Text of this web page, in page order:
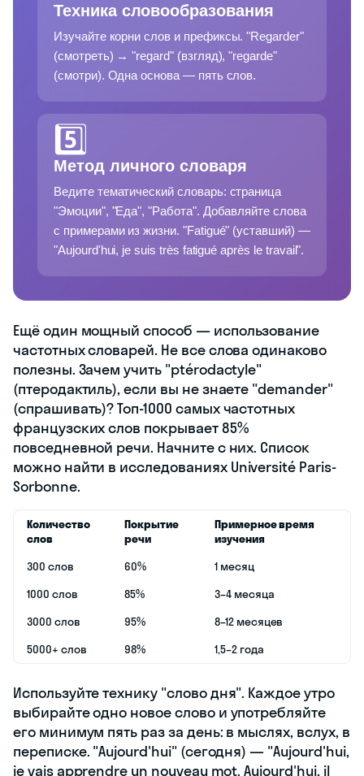
Техника словообразования
Изучайте корни слов и префиксы. "Regarder"
(смотреть) → "regard" (взгляд), "regarde"
(смотри). Одна основа — пять слов.
5️⃣
Метод личного словаря
Ведите тематический словарь: страница
"Эмоции", "Еда", "Работа". Добавляйте слова
с примерами из жизни. "Fatigué" (уставший) —
"Aujourd'hui, je suis très fatigué après le travail".
Ещё один мощный способ — использование
частотных словарей. Не все слова одинаково
полезны. Зачем учить "ptérodactyle"
(птеродактиль), если вы не знаете "demander"
(спрашивать)? Топ-1000 самых частотных
французских слов покрывает 85%
повседневной речи. Начните с них. Список
можно найти в исследованиях Université Paris-
Sorbonne.
Количество
слов
Покрытие
речи
Примерное время
изучения
300 слов
60%
1 месяц
1000 слов
85%
3–4 месяца
3000 слов
95%
8–12 месяцев
5000+ слов
98% 1,5–2 года
Используйте технику "слово дня". Каждое утро
выбирайте одно новое слово и употребляйте
его минимум пять раз за день: в мыслях, вслух, в
переписке. "Aujourd'hui" (сегодня) — "Aujourd'hui,
je vais apprendre un nouveau mot. Aujourd'hui, il